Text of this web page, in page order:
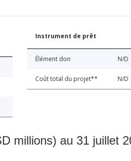
Instrument de prêt
Élément don N/D
Coût total du projet** N/D
millions) au 31 juillet